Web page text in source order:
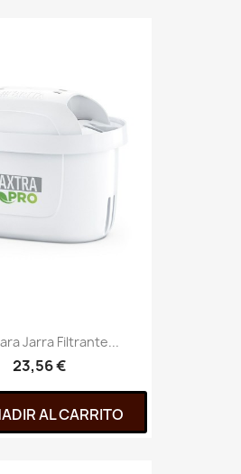
Jarra Filtrante...
23,56 €
AL CARRITO